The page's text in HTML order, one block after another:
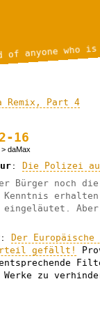
anyone
Remix, Part 4
16
> daMax
:
Die Polizei
der Bürger
Kenntnis
eingeläutet.
:
Der
Urteil gefällt!
zu